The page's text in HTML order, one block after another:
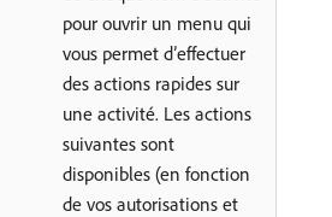
pour ouvrir un menu qui
vous permet d’effectuer
des actions rapides sur
une activité. Les actions
suivantes sont
disponibles (en fonction
de vos autorisations et